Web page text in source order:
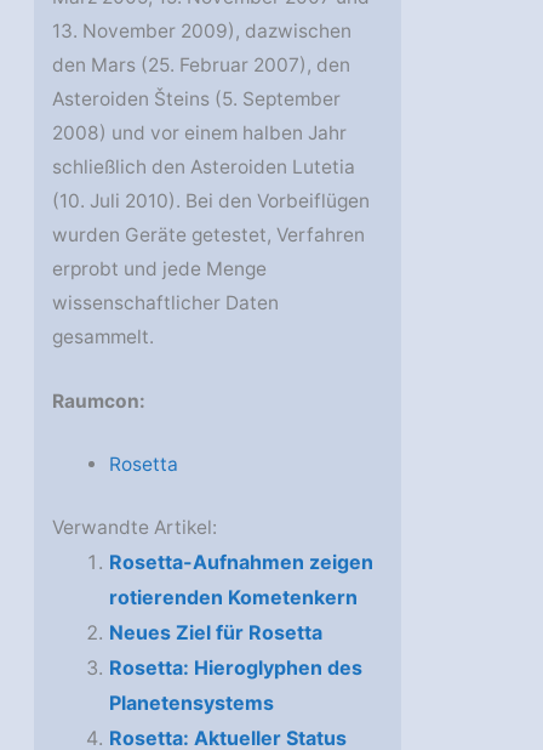
13. November 2009), dazwischen
den Mars (25. Februar 2007), den
Asteroiden Šteins (5. September
2008) und vor einem halben Jahr
schließlich den Asteroiden Lutetia
(10. Juli 2010). Bei den Vorbeiflügen
wurden Geräte getestet, Verfahren
erprobt und jede Menge
wissenschaftlicher Daten
gesammelt.
Raumcon:
Rosetta
Verwandte Artikel:
Rosetta-Aufnahmen zeigen
rotierenden Kometenkern
Neues Ziel für Rosetta
Rosetta: Hieroglyphen des
Planetensystems
Rosetta: Aktueller Status